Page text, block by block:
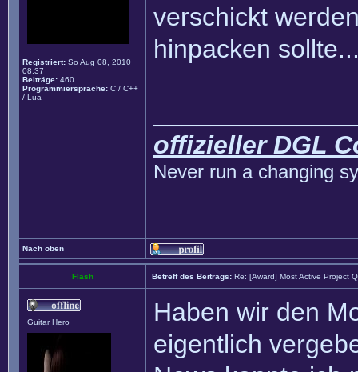
Registriert: So Aug 08, 2010
08:37
Beiträge: 460
Programmiersprache: C / C++
/ Lua
verschickt
hinpacken
offizieller DGL
Never run a changing
Nach oben
Flash Betreff des Beitrags: Re: [Award] Most Active Project
Guitar Hero
Haben wir den
eigentlich